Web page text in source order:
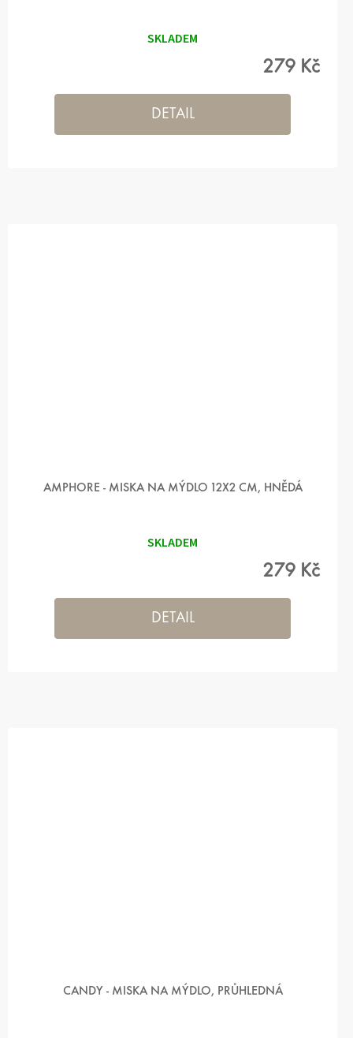
SKLADEM
279 Kč
DETAIL
AMPHORE - MISKA NA MÝDLO 12X2 CM, HNĚDÁ
SKLADEM
279 Kč
DETAIL
CANDY - MISKA NA MÝDLO, PRŮHLEDNÁ